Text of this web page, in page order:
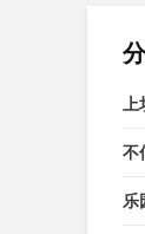
上
不
乐